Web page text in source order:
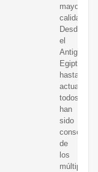
mayor
calidad.
Desde
el
Antiguo
Egipto
hasta
actualidad,
todos
han
sido
de
los
múltiples